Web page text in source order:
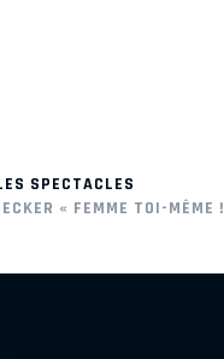
SPECTACLES
« FEMME TOI-MÊME